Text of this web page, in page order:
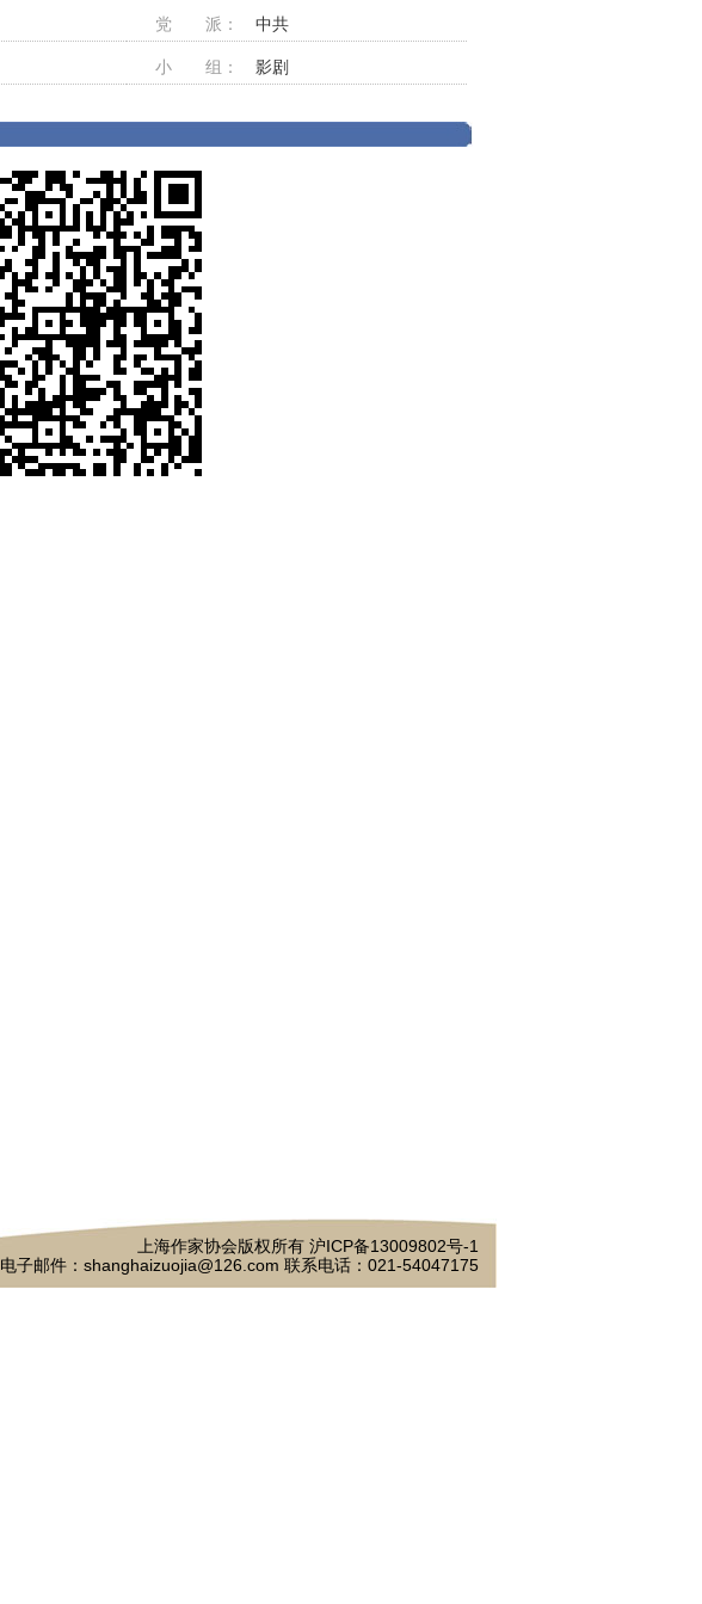
党 派： 中共
小 组： 影剧
上海作家协会版权所有 沪ICP备13009802号-1
电子邮件：shanghaizuojia@126.com 联系电话：021-54047175